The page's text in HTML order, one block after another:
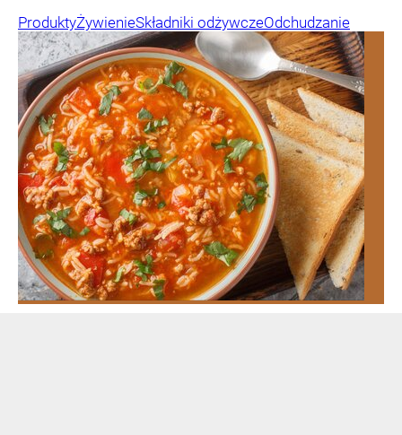
ProduktyŻywienieSkładniki odżywczeOdchudzanie